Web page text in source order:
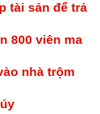
tài sản để trả
800 viên ma
nhà trộm